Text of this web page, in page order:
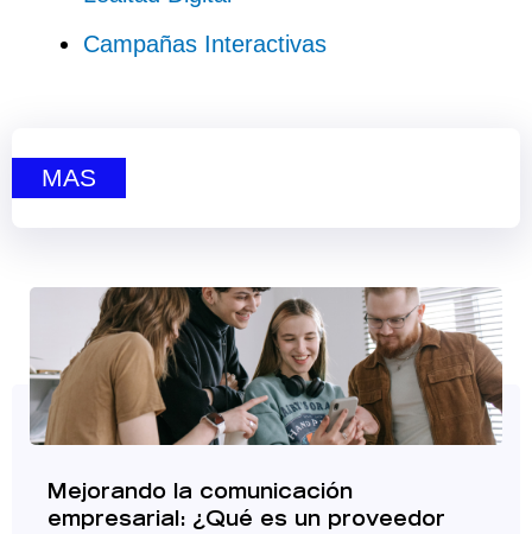
Campañas Interactivas
MAS
Mejorando la comunicación
empresarial: ¿Qué es un proveedor